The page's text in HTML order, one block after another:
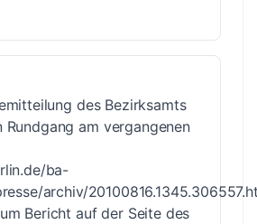
des Bezirksamts
am vergangenen
ba-
archiv/
Bericht auf der Seite des